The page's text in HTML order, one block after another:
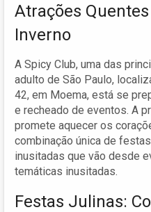
Atrações
Inverno
A Spicy Club, uma das
adulto de São Paulo,
42, em Moema, está se
e recheado de eventos. A
promete aquecer os
combinação única de
inusitadas que vão desde
temáticas inusitadas.
Festas Julinas: